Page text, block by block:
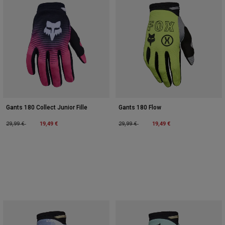
Gants 180 Collect Junior Fille
Price reduced from
29,99 €to 19,49 €
Gants 180 Flow
Price reduced from
29,99 €to 19,49 €